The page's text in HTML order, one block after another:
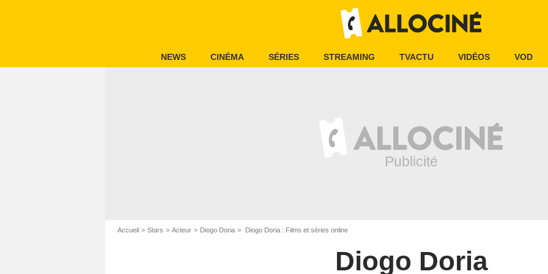
NEWS CINÉMA SÉRIES STREAMING TVACTU VIDÉOS VOD
Accueil Stars Acteur Diogo Doria Diogo Doria : Films et séries online
Diogo Doria